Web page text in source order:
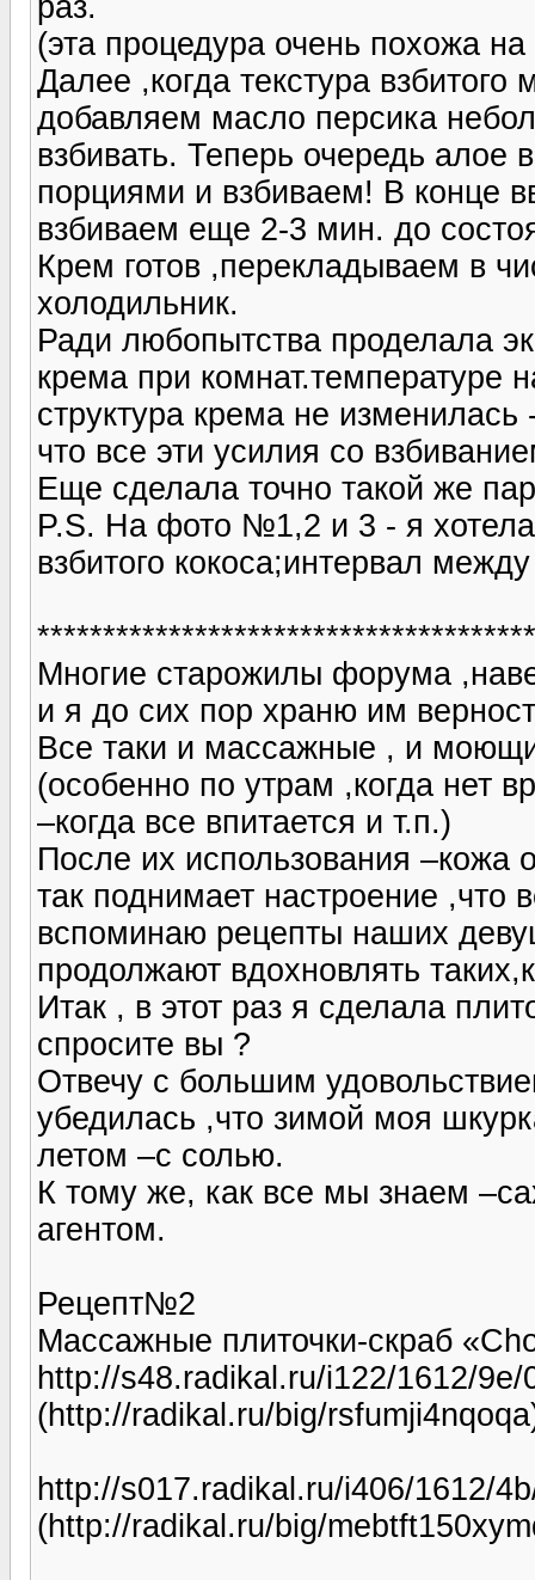
(эта процедура очень похожа
Далее ,когда текстура
добавляем масло персика
взбивать. Теперь очередь алое
порциями и взбиваем! В конце
взбиваем еще 2-3 мин. до
Крем готов ,перекладываем в
холодильник.
Ради любопытства проделала
крема при комнат.температуре
структура крема не изменилась
что все эти усилия со
Еще сделала точно такой же
P.S. На фото №1,2 и 3 - я хотела
взбитого кокоса;интервал
Многие старожилы форума
и я до сих пор храню им
Все таки и массажные , и
(особенно по утрам ,когда нет
–когда все впитается и т.п.)
После их использования –кожа
так поднимает настроение ,что
вспоминаю рецепты наших
продолжают вдохновлять
Итак , в этот раз я сделала
спросите вы ?
Отвечу с большим
убедилась ,что зимой моя
летом –с солью.
К тому же, как все мы знаем
агентом.
Рецепт№2
Массажные плиточки-скраб
http://s48.radikal.ru/i122/1612/
(http://radikal.ru/big/
http://s017.radikal.ru/i406/1612/
(http://radikal.ru/big/